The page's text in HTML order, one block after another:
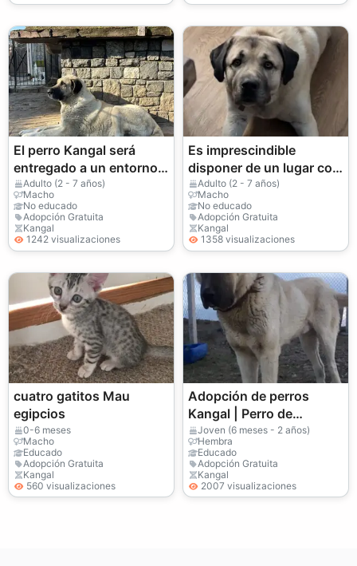
El perro Kangal será
entregado a un entorno
más adecuado.
Adulto (2 - 7 años)
Macho
No educado
Adopción Gratuita
Kangal
1242 visualizaciones
Es imprescindible
disponer de un lugar con
jardín; un apartamento
no es una opción.
Adulto (2 - 7 años)
Macho
No educado
Adopción Gratuita
Kangal
1358 visualizaciones
cuatro gatitos Mau
egipcios
0-6 meses
Macho
Educado
Adopción Gratuita
Kangal
560 visualizaciones
Adopción de perros
Kangal | Perro de
Anatolia leal y protector
Joven (6 meses - 2 años)
Hembra
Educado
Adopción Gratuita
Kangal
2007 visualizaciones